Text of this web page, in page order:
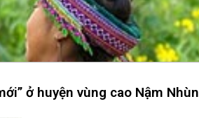
ở huyện vùng cao Nậm Nhùn